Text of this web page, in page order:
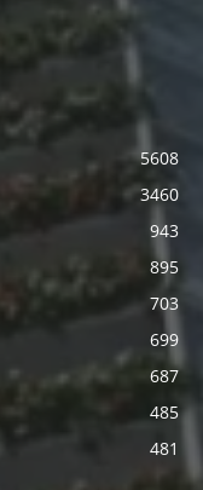
5608
3460
943
895
703
699
687
485
481